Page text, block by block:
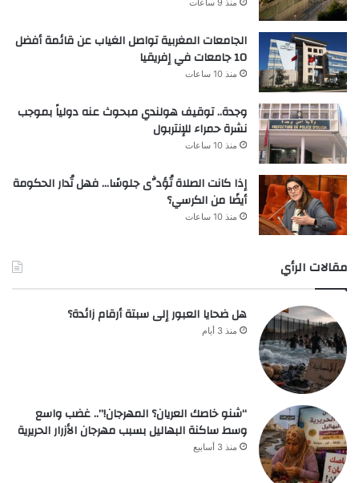
منذ 9 ساعات
الجامعات المغربية تواصل الغياب عن قائمة أفضل
10 جامعات في إفريقيا
منذ 10 ساعات
وجدة.. توقيف هولندي مبحوث عنه دولياً بموجب
نشرة حمراء للإنتربول
منذ 10 ساعات
إذا كانت الصلاة تُؤدَّى جلوسًا… فهل تُدار الحكومة
أيضًا من الكرسي؟
منذ 10 ساعات
مقالات الرأي
هل ضحايا العبور إلى سبتة أرقام زائدة؟
منذ 3 أيام
“شنو خاصك العريان؟ المهرجان!”.. غضب واسع
وسط ساكنة البهاليل بسبب مهرجان الأزرار الحريرية
منذ 3 أسابيع